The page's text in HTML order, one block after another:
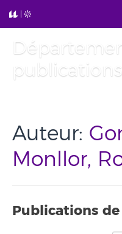
publications
Auteur:
Monllor,
Publications